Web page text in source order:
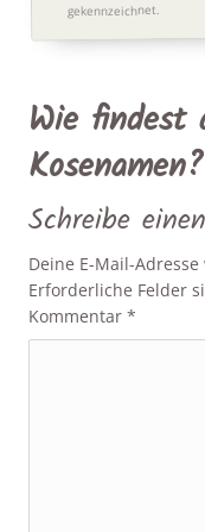
gekennzeichnet.
Wie findest
Kosenamen?
Schreibe
Deine E-Mail-
Erforderliche Felder
Kommentar*